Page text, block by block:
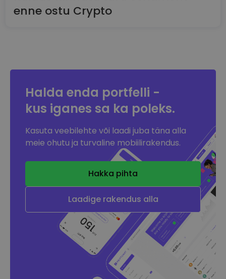
enne ostu Crypto
Halda enda portfelli -
kus iganes sa ka poleks.
Kasuta veebilehte või laadi juba täna alla
meie ohutu ja turvaline mobiilirakendus.
Hakka pihta
Laadige rakendus alla